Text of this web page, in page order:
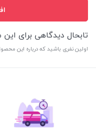
تابحال دیدگاهی برای
اولین نفری باشید که درباره این